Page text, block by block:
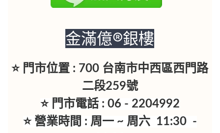
金滿億®銀樓
⭐ 門市位置 : 700 台南市中西區西門路
二段259號
⭐ 門市電話 : 06 - 2204992
⭐ 營業時間 : 周一 ~ 周六 11:30 -